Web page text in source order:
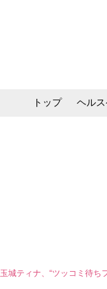
トップ ヘル
玉城ティナ、“ツッコミ待